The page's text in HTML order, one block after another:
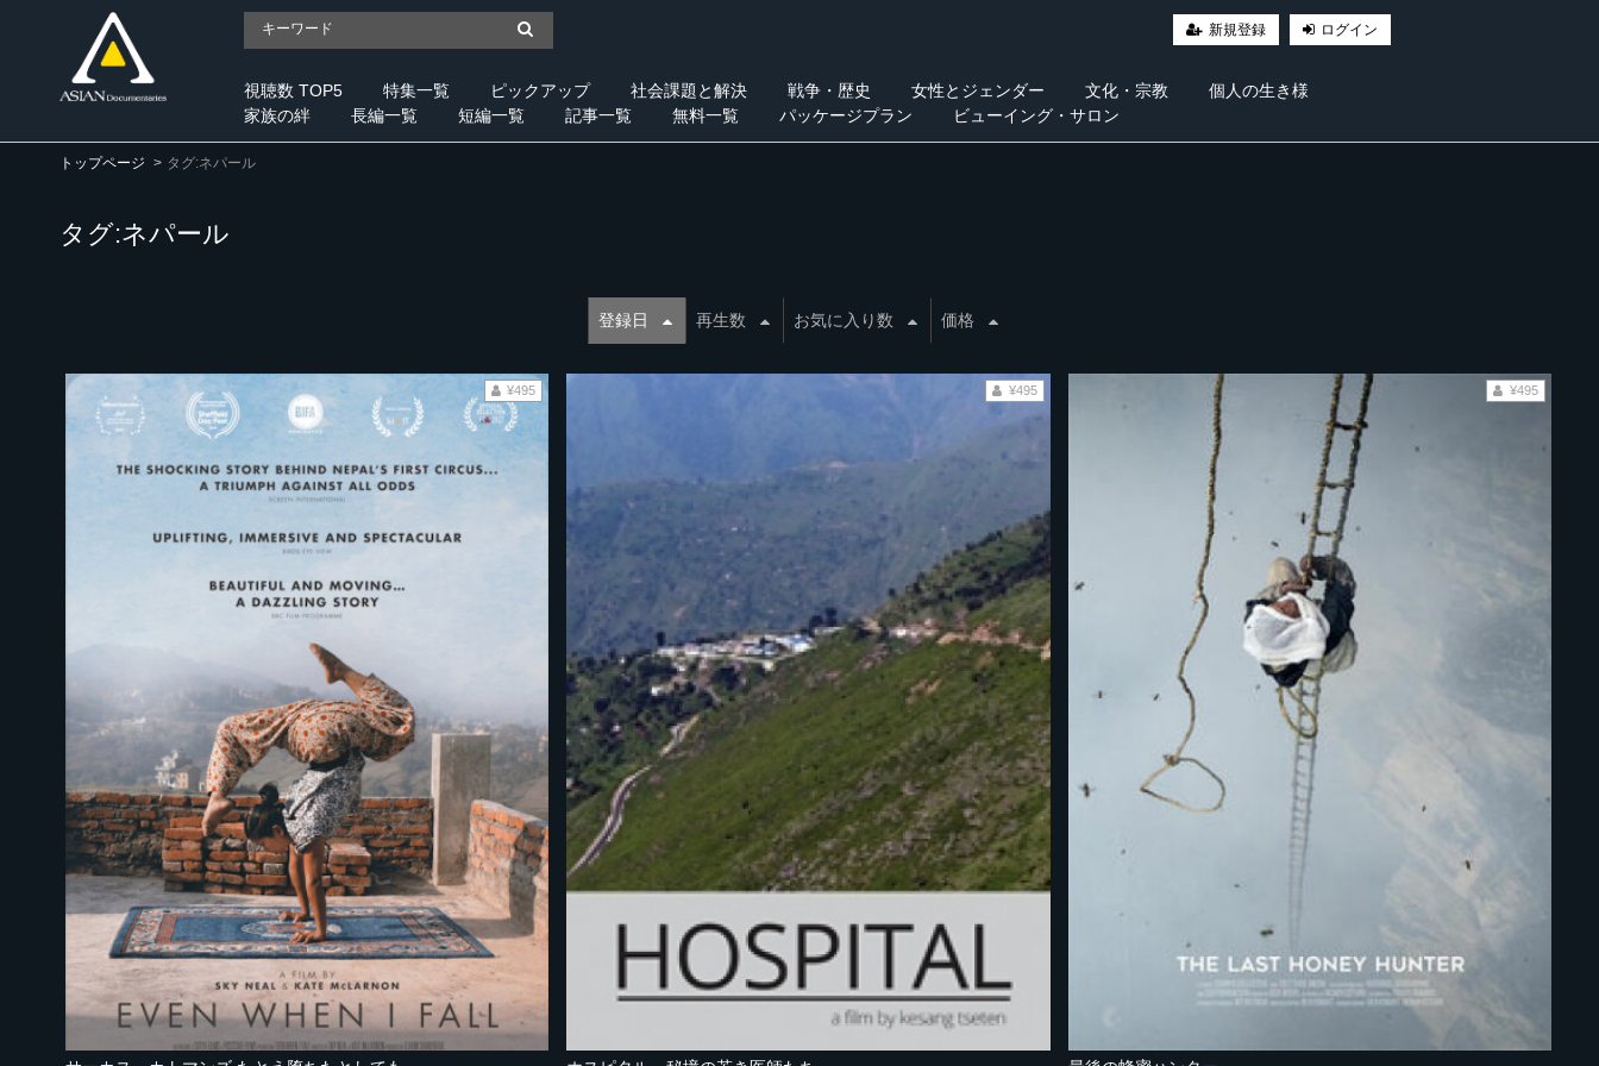
新規登録 ログイン
視聴数 TOP5 特集一覧 ピックアップ 社会課題と解決 戦争・歴史 女性とジェンダー 文化・宗教
個人の生き様
家族の絆
長編一覧 短編一覧 記事一覧 無料一覧 パッケージプラン ビューイング・サロン
トップページ タグ:ネパール
タグ:ネパール
登録日 再生数 お気に入り数 価格
¥495 ¥495 ¥495